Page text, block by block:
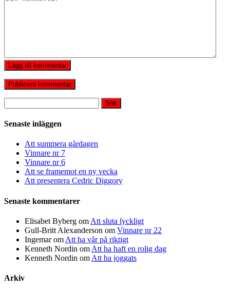
Lägg till kommentar
efter:
Senaste inläggen
Att summera gårdagen
Vinnare nr 7
Vinnare nr 6
Att se framemot en ny vecka
Att presentera Cedric Diggory
Senaste kommentarer
Elisabet Byberg om Att sluta lyckligt
Gull-Britt Alexanderson om Vinnare nr 22
Ingemarom Att ha vår på riktigt
Kenneth Nordin om Att ha haft en rolig dag
Kenneth Nordin om Att ha joggats
Arkiv